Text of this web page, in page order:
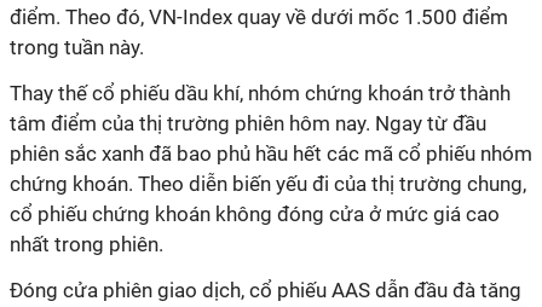
điểm. Theo đó, VN-Index quay về dưới mốc 1.500 điểm
trong tuần này.
Thay thế cổ phiếu dầu khí, nhóm chứng khoán trở thành
tâm điểm của thị trường phiên hôm nay. Ngay từ đầu
phiên sắc xanh đã bao phủ hầu hết các mã cổ phiếu nhóm
chứng khoán. Theo diễn biến yếu đi của thị trường chung,
cổ phiếu chứng khoán không đóng cửa ở mức giá cao
nhất trong phiên.
Đóng cửa phiên giao dịch, cổ phiếu AAS dẫn đầu đà tăng